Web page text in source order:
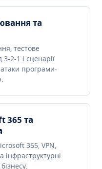
та
тестове
3-2-1 і сценарії
програми-
365 та
365, VPN,
інфраструктурні